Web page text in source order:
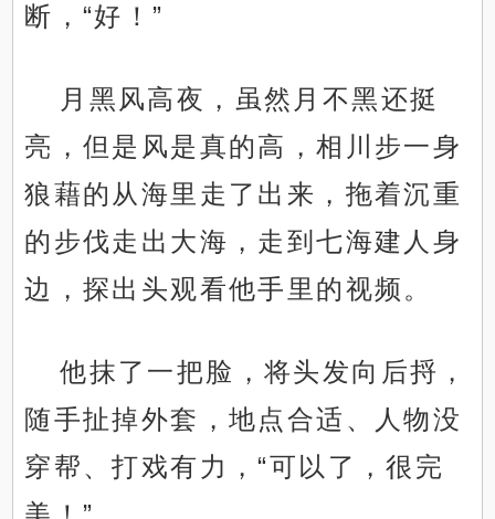
断，“好！”
月黑风高夜，虽然月不黑还挺
亮，但是风是真的高，相川步一身
狼藉的从海里走了出来，拖着沉重
的步伐走出大海，走到七海建人身
边，探出头观看他手里的视频。
他抹了一把脸，将头发向后捋，
随手扯掉外套，地点合适、人物没
穿帮、打戏有力，“可以了，很完